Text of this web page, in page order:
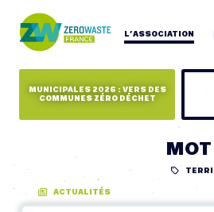
L’ASSOCIATION
MUNICIPALES 2026 : VERS DES
COMMUNES ZÉRO DÉCHET
MOT
ACTUALITÉS